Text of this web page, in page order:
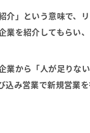
介」 という意味で、
業を紹介してもらい
業から「人が足りな
込み営業で新規営業